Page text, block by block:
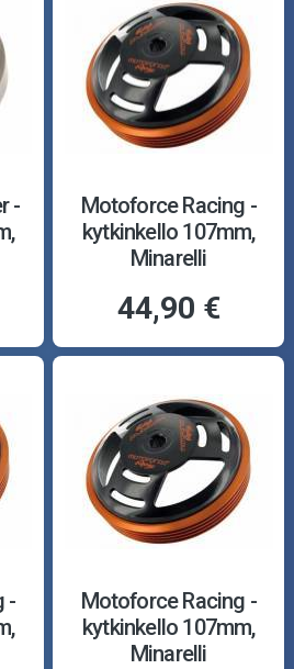
-
Motoforce Racing -
kytkinkello 107mm,
Minarelli
44,90 €
-
Motoforce Racing -
kytkinkello 107mm,
Minarelli